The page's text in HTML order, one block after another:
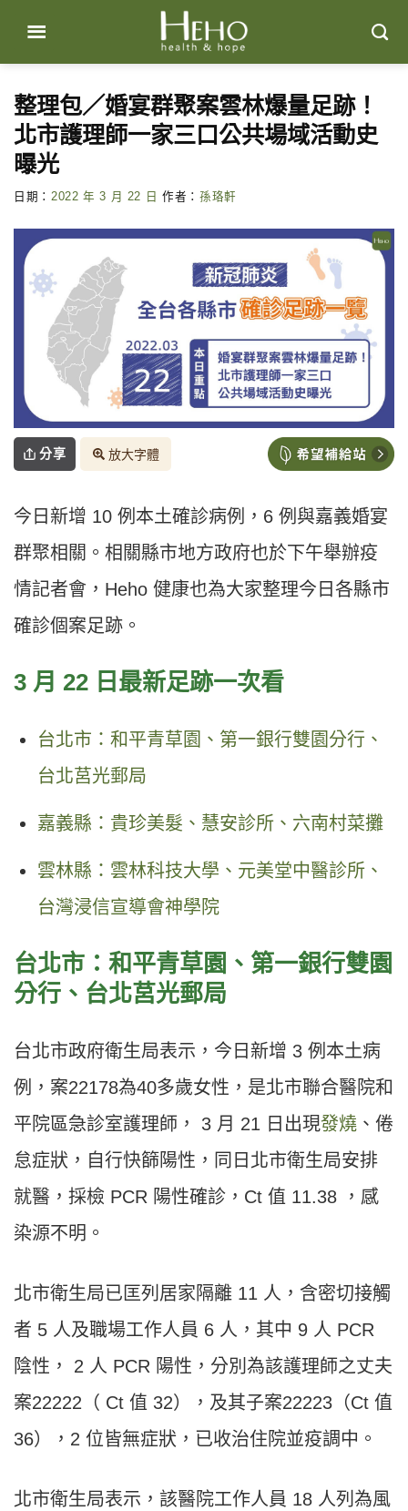
content
整理包／婚宴群聚案雲林爆量足跡！
北市護理師一家三口公共場域活動史
曝光
日期： 2022 年 3 月 22 日 作者： 孫珞軒
分享 放大字體
今日新增 10 例本土確診病例，6 例與嘉義婚宴
群聚相關。相關縣市地方政府也於下午舉辦疫
情記者會，Heho 健康也為大家整理今日各縣市
確診個案足跡。
3 月 22 日最新足跡一次看
台北市：和平青草園、第一銀行雙園分行、
台北莒光郵局
嘉義縣：貴珍美髮、慧安診所、六南村菜攤
雲林縣：雲林科技大學、元美堂中醫診所、
台灣浸信宣導會神學院
台北市：和平青草園、第一銀行雙園
分行、台北莒光郵局
台北市政府衛生局表示，今日新增 3 例本土病
例，案22178為40多歲女性，是北市聯合醫院和
平院區急診室護理師， 3 月 21 日出現發燒 、倦
怠症狀，自行快篩陽性，同日北市衛生局安排
就醫，採檢 PCR 陽性確診，Ct 值 11.38 ，感
染源不明。
北市衛生局已匡列居家隔離 11 人，含密切接觸
者 5 人及職場工作人員 6 人，其中 9 人 PCR
陰性， 2 人 PCR 陽性，分別為該護理師之丈夫
案22222（ Ct 值 32），及其子案22223（Ct 值
36），2 位皆無症狀，已收治住院並疫調中。
北市衛生局表示，該醫院工作人員 18 人列為風